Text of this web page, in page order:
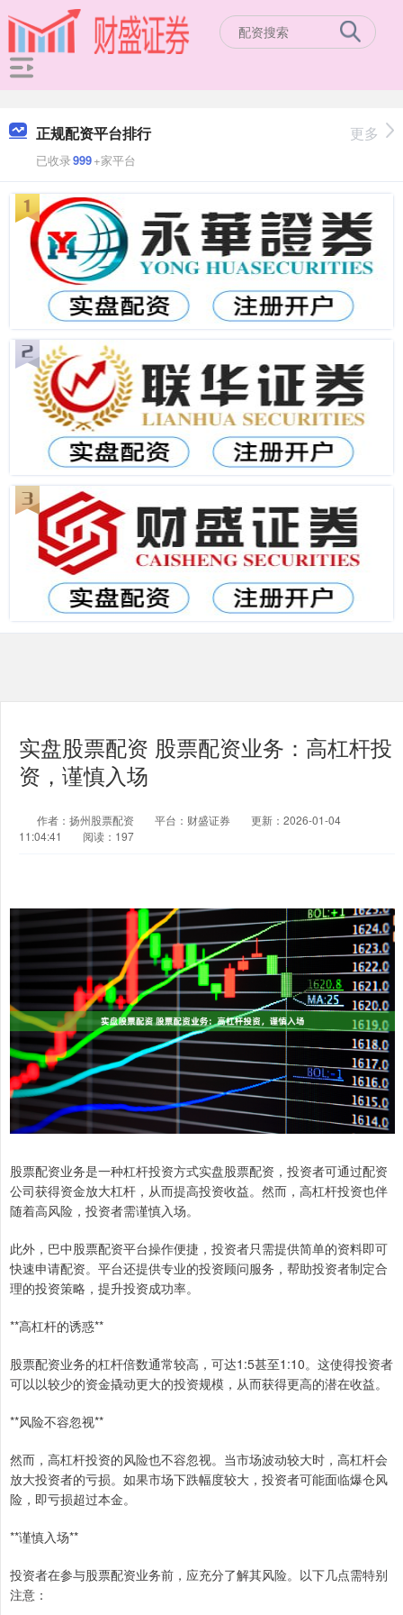
正规配资平台排行
已收录999+家平台
更多
实盘股票配资 股票配资业务：高杠杆投
资，谨慎入场
作者：扬州股票配资 平台：财盛证券
更新：2026-01-04
11:04:41
阅读：197
股票配资业务是一种杠杆投资方式实盘股票配资，投资者可通过配资
公司获得资金放大杠杆，从而提高投资收益。然而，高杠杆投资也伴
随着高风险，投资者需谨慎入场。
此外，巴中股票配资平台操作便捷，投资者只需提供简单的资料即可
快速申请配资。平台还提供专业的投资顾问服务，帮助投资者制定合
理的投资策略，提升投资成功率。
**高杠杆的诱惑**
股票配资业务的杠杆倍数通常较高，可达1:5甚至1:10。这使得投资者
可以以较少的资金撬动更大的投资规模，从而获得更高的潜在收益。
**风险不容忽视**
然而，高杠杆投资的风险也不容忽视。当市场波动较大时，高杠杆会
放大投资者的亏损。如果市场下跌幅度较大，投资者可能面临爆仓风
险，即亏损超过本金。
**谨慎入场**
投资者在参与股票配资业务前，应充分了解其风险。以下几点需特别
注意：